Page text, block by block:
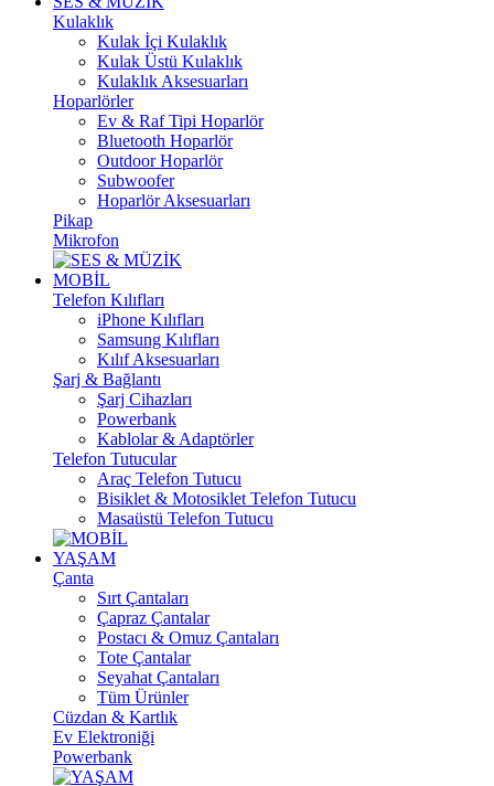
Kulaklık
Kulak İçi Kulaklık
Kulak Üstü Kulaklık
Kulaklık Aksesuarları
Hoparlörler
Ev & Raf Tipi Hoparlör
Bluetooth Hoparlör
Outdoor Hoparlör
Subwoofer
Hoparlör Aksesuarları
Pikap
Mikrofon
MOBİL
Telefon Kılıfları
iPhone Kılıfları
Samsung Kılıfları
Kılıf Aksesuarları
Şarj & Bağlantı
Şarj Cihazları
Powerbank
Kablolar & Adaptörler
Telefon Tutucular
Araç Telefon Tutucu
Bisiklet & Motosiklet Telefon Tutucu
Masaüstü Telefon Tutucu
YAŞAM
Çanta
Sırt Çantaları
Çapraz Çantalar
Postacı & Omuz Çantaları
Tote Çantalar
Seyahat Çantaları
Tüm Ürünler
Cüzdan & Kartlık
Ev Elektroniği
Powerbank